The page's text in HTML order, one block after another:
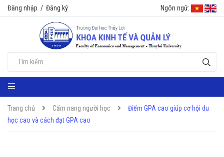
Đăng nhập / Đăng ký Ngôn ngữ:
Trang chủ Cẩm nang người học
Điểm GPA cao giúp cơ hội du
học cao và cách đạt GPA cao